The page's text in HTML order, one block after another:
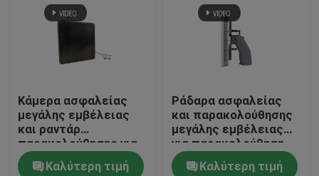
Κάμερα ασφαλείας
μεγάλης εμβέλειας
και ραντάρ
παρακολούθησης για
ανίχνευση κινούμενου
στόχουΚαλύτερη τιμή
Ράδαρα ασφαλείας
και παρακολούθησης
μεγάλης εμβέλειας
για παρακολούθηση
και τοποθέτηση
Καλύτερη τιμή